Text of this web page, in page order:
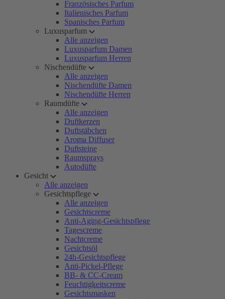
Französisches Parfum
Italienisches Parfum
Spanisches Parfum
Luxusparfum
Alle anzeigen
Luxusparfum Damen
Luxusparfum Herren
Nischendüfte
Alle anzeigen
Nischendüfte Damen
Nischendüfte Herren
Raumdüfte
Alle anzeigen
Duftkerzen
Duftstäbchen
Aroma Diffuser
Duftsteine
Raumsprays
Autodüfte
Gesicht
Alle anzeigen
Gesichtspflege
Alle anzeigen
Gesichtscreme
Anti-Aging-Gesichtspflege
Tagescreme
Nachtcreme
Gesichtsöl
24h-Gesichtspflege
Anti-Pickel-Pflege
BB- & CC-Cream
Feuchtigkeitscreme
Gesichtsmasken